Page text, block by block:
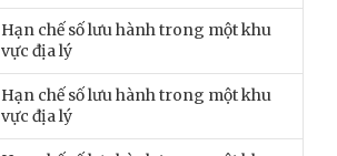
Hạn chế số lưu hành trong một khu
vực địa lý
Hạn chế số lưu hành trong một khu
vực địa lý